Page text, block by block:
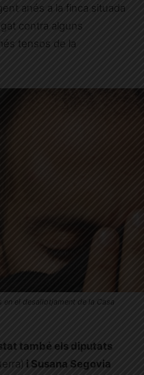
anés a la finca situada
contra alguns
tensos de la
el desallotjament de la Casa
també els diputats
i Susana Segovia